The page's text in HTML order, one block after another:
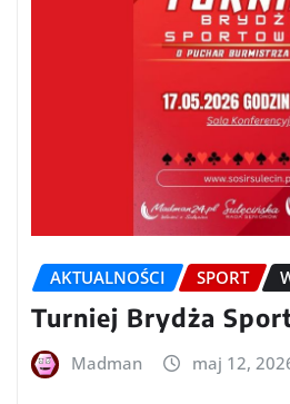
AKTUALNOŚCI SPORT
Turniej Brydża
Madman maj 12,